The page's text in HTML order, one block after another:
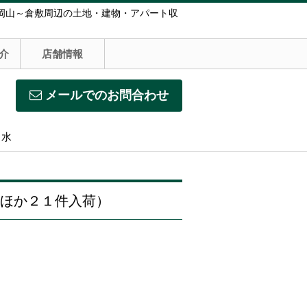
～倉敷周辺の土地・建物・アパート収
店舗情報
メールでのお問合わせ
か２１件入荷）